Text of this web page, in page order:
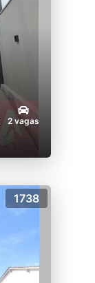
2 vagas
1738